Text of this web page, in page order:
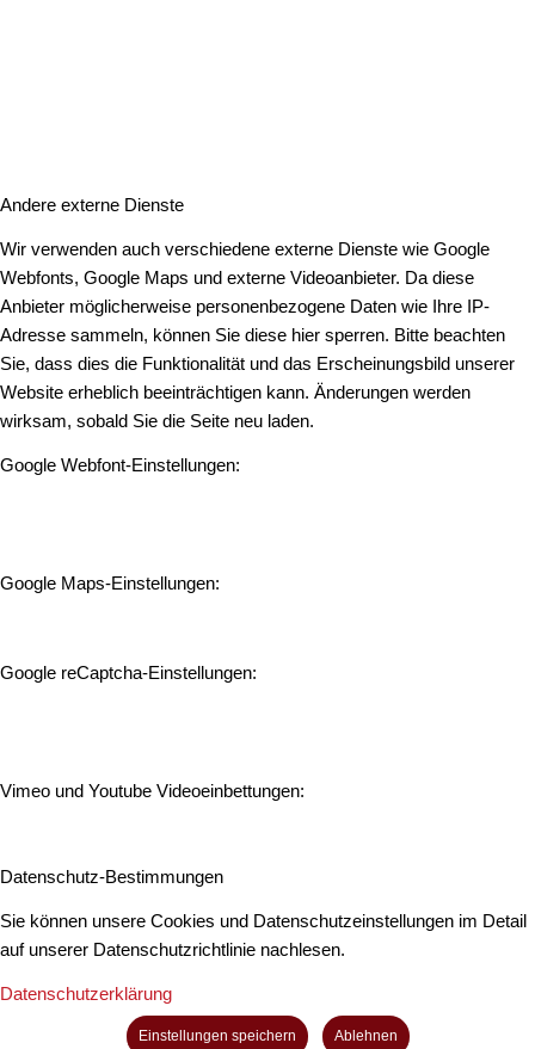
Andere externe Dienste
Wir verwenden auch verschiedene externe Dienste wie Google
Webfonts, Google Maps und externe Videoanbieter. Da diese
Anbieter möglicherweise personenbezogene Daten wie Ihre IP-
Adresse sammeln, können Sie diese hier sperren. Bitte beachten
Sie, dass dies die Funktionalität und das Erscheinungsbild unserer
Website erheblich beeinträchtigen kann. Änderungen werden
wirksam, sobald Sie die Seite neu laden.
Google Webfont-Einstellungen:
Google Maps-Einstellungen:
Google reCaptcha-Einstellungen:
Vimeo und Youtube Videoeinbettungen:
Datenschutz-Bestimmungen
Sie können unsere Cookies und Datenschutzeinstellungen im Detail
auf unserer Datenschutzrichtlinie nachlesen.
Datenschutzerklärung
Einstellungen speichern Ablehnen